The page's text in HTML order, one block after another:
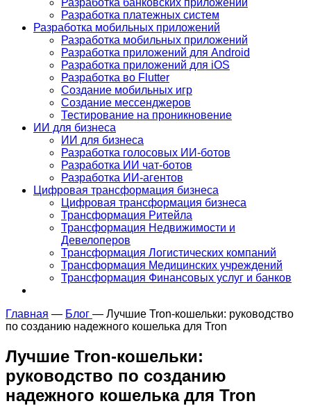
Разработка банковских приложений
Разработка платежных систем
Разработка мобильных приложений
Разработка мобильных приложений
Разработка приложений для Android
Разработка приложений для iOS
Разработка во Flutter
Создание мобильных игр
Создание мессенджеров
Тестирование на проникновение
ИИ для бизнеса
ИИ для бизнеса
Разработка голосовых ИИ-ботов
Разработка ИИ чат-ботов
Разработка ИИ-агентов
Цифровая трансформация бизнеса
Цифровая трансформация бизнеса
Трансформация Ритейла
Трансформация Недвижимости и
Девелоперов
Трансформация Логистических компаний
Трансформация Медицинских учреждений
Трансформация Финансовых услуг и банков
Главная — Блог — Лучшие Tron-кошельки: руководство
по созданию надежного кошелька для Tron
Лучшие Tron-кошельки:
руководство по созданию
надежного кошелька для Tron